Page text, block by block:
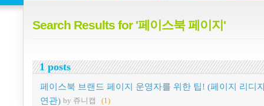
Search Results for '페이스북 페이지'
1 posts
페이스북 브랜드 페이지 운영자를 위한 팁! (페이지 리디
연관) by 쥬니캡 (1)